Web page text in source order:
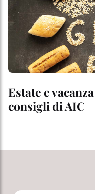
Estate e
consigli di AIC